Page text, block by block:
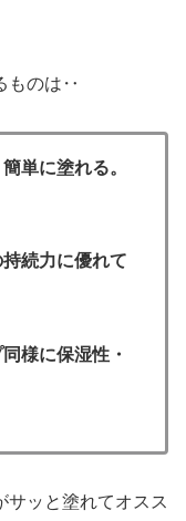
ものは‥
単に塗れる。
続力に優れて
様に保湿性・
サッと塗れてオスス